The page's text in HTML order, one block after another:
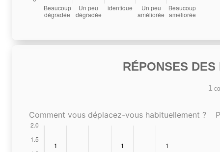
RÉPONSES
1
Comment vous déplacez-vous habituellement ?